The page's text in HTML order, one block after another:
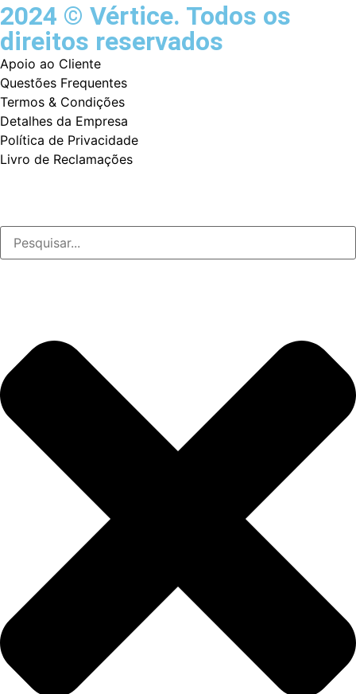
2024 © Vértice. Todos os
direitos reservados
Apoio ao Cliente
Questões Frequentes
Termos & Condições
Detalhes da Empresa
Política de Privacidade
Livro de Reclamações